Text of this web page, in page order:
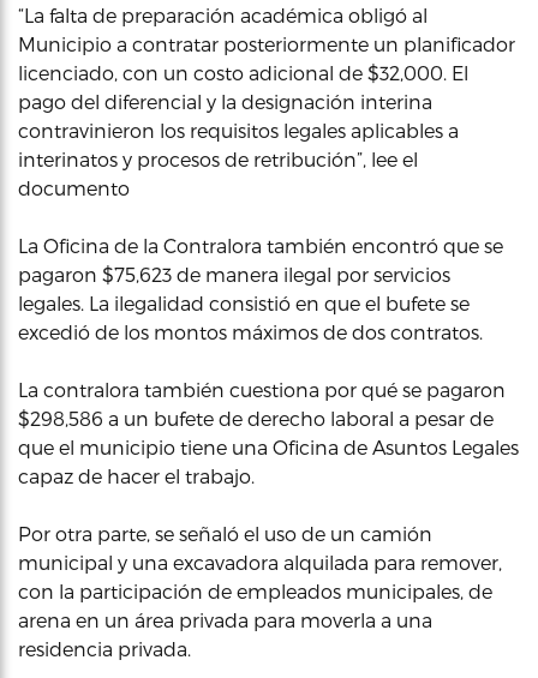
“La falta de preparación académica obligó al
Municipio a contratar posteriormente un planificador
licenciado, con un costo adicional de $32,000. El
pago del diferencial y la designación interina
contravinieron los requisitos legales aplicables a
interinatos y procesos de retribución”, lee el
documento
La Oficina de la Contralora también encontró que se
pagaron $75,623 de manera ilegal por servicios
legales. La ilegalidad consistió en que el bufete se
excedió de los montos máximos de dos contratos.
La contralora también cuestiona por qué se pagaron
$298,586 a un bufete de derecho laboral a pesar de
que el municipio tiene una Oficina de Asuntos Legales
capaz de hacer el trabajo.
Por otra parte, se señaló el uso de un camión
municipal y una excavadora alquilada para remover,
con la participación de empleados municipales, de
arena en un área privada para moverla a una
residencia privada.